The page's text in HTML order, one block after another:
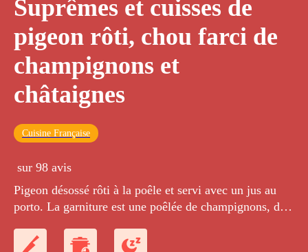
Suprêmes et cuisses de
pigeon rôti, chou farci de
champignons et
châtaignes
Cuisine Française
sur 98 avis
Pigeon désossé rôti à la poêle et servi avec un jus au
porto. La garniture est une poêlée de champignons, de
feuille de chou blanchie.